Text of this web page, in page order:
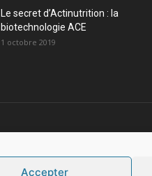
Accepter
Le secret d’Actinutrition : la
biotechnologie ACE
1 octobre 2019